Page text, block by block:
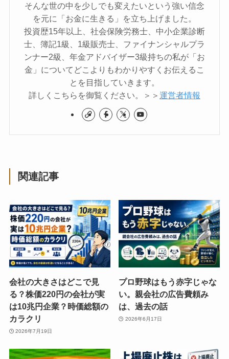
そんな世の中を少しでも変えたいという強い信念
を元に「お金に生きる」を立ち上げました。
投資歴15年以上、社会保険労務士、中小企業診断
士、簿記1級、1級販売士、ファイナンシャルプラ
ンナー2級、年金アドバイザー3級持ちの私が「お
金」についてどこよりもわかりやすくお伝えるこ
とを目指していきます。
詳しくこちらを御覧ください。＞＞ 運営者情報
関連記事
会社の大きさはどこで見
る？株価220円の会社が実
は10兆円企業？時価総額の
カラクリ
2026年7月19日
プロ野球はもう赤字じゃな
い。親会社の広告費頼み
は、過去の話
2026年6月17日